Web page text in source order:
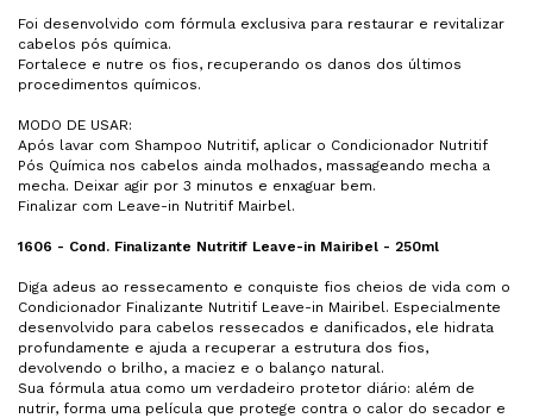
Foi desenvolvido com fórmula exclusiva para restaurar e revitalizar
cabelos pós química.
Fortalece e nutre os fios, recuperando os danos dos últimos
procedimentos químicos.
MODO DE USAR:
Após lavar com Shampoo Nutritif, aplicar o Condicionador Nutritif
Pós Química nos cabelos ainda molhados, massageando mecha a
mecha. Deixar agir por 3 minutos e enxaguar bem.
Finalizar com Leave-in Nutritif Mairbel.
1606 - Cond. Finalizante Nutritif Leave-in Mairibel - 250ml
Diga adeus ao ressecamento e conquiste fios cheios de vida com o
Condicionador Finalizante Nutritif Leave-in Mairibel. Especialmente
desenvolvido para cabelos ressecados e danificados, ele hidrata
profundamente e ajuda a recuperar a estrutura dos fios,
devolvendo o brilho, a maciez e o balanço natural.
Sua fórmula atua como um verdadeiro protetor diário: além de
nutrir, forma uma película que protege contra o calor do secador e